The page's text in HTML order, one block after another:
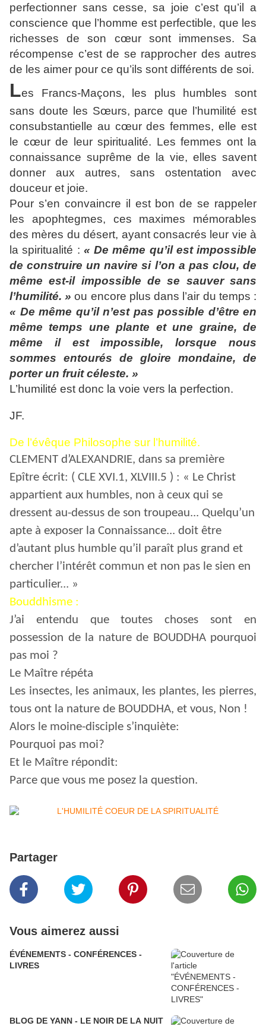
perfectionner sans cesse, sa joie c’est qu’il a
conscience que l’homme est perfectible, que les
richesses de son cœur sont immenses. Sa
récompense c’est de se rapprocher des autres
de les aimer pour ce qu’ils sont différents de soi.
Les Francs-Maçons, les plus humbles sont
sans doute les Sœurs, parce que l’humilité est
consubstantielle au cœur des femmes, elle est
le cœur de leur spiritualité. Les femmes ont la
connaissance suprême de la vie, elles savent
donner aux autres, sans ostentation avec
douceur et joie.
Pour s’en convaincre il est bon de se rappeler
les apophtegmes, ces maximes mémorables
des mères du désert, ayant consacrés leur vie à
la spiritualité : « De même qu’il est impossible
de construire un navire si l’on a pas clou, de
même est-il impossible de se sauver sans
l’humilité. » ou encore plus dans l’air du temps :
« De même qu’il n’est pas possible d’être en
même temps une plante et une graine, de
même il est impossible, lorsque nous
sommes entourés de gloire mondaine, de
porter un fruit céleste. »
L’humilité est donc la voie vers la perfection.
JF.
De l’évêque Philosophe sur l’humilité.
CLEMENT d’ALEXANDRIE, dans sa première
Epître écrit: ( CLE XVI.1, XLVIII.5 ) : « Le Christ
appartient aux humbles, non à ceux qui se
dressent au-dessus de son troupeau... Quelqu’un
apte à exposer la Connaissance... doit être
d’autant plus humble qu’il paraît plus grand et
chercher l’intérêt commun et non pas le sien en
particulier... »
Bouddhisme :
J’ai entendu que toutes choses sont en
possession de la nature de BOUDDHA pourquoi
pas moi ?
Le Maître répéta
Les insectes, les animaux, les plantes, les pierres,
tous ont la nature de BOUDDHA, et vous, Non !
Alors le moine-disciple s’inquiète:
Pourquoi pas moi?
Et le Maître répondit:
Parce que vous me posez la question.
Partager
Vous aimerez aussi
ÉVÉNEMENTS - CONFÉRENCES -
LIVRES
BLOG DE YANN - LE NOIR DE LA NUIT